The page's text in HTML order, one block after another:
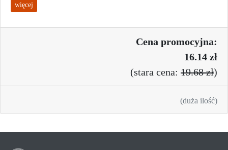
więcej
Cena promocyjna:
16.14 zł
(stara cena: 19.68 zł)
(duża ilość)